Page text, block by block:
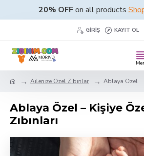
20% OFFon all products
GIRIŞ KAYIT OL
Ailenize Özel Zıbınlar Ablaya Özel
Ablaya Özel – Kişiye
Zıbınları